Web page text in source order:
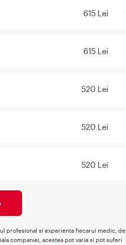
615 Lei
615 Lei
520 Lei
520 Lei
520 Lei
profesional si experienta fiecarui medic, de
companiei, acestea pot varia si pot suferi